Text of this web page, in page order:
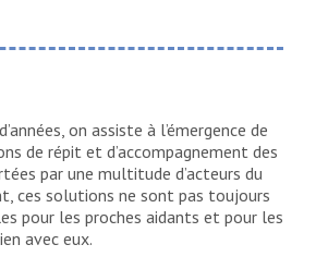
on assiste à l’émergence de
de répit et d’accompagnement des
par une multitude d’acteurs du
ces solutions ne sont pas toujours
pour les proches aidants et pour les
avec eux.